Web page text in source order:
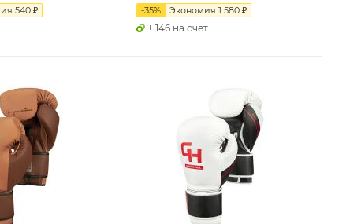
540₽ -35% Экономия1 580 ₽
+ 146 на счет